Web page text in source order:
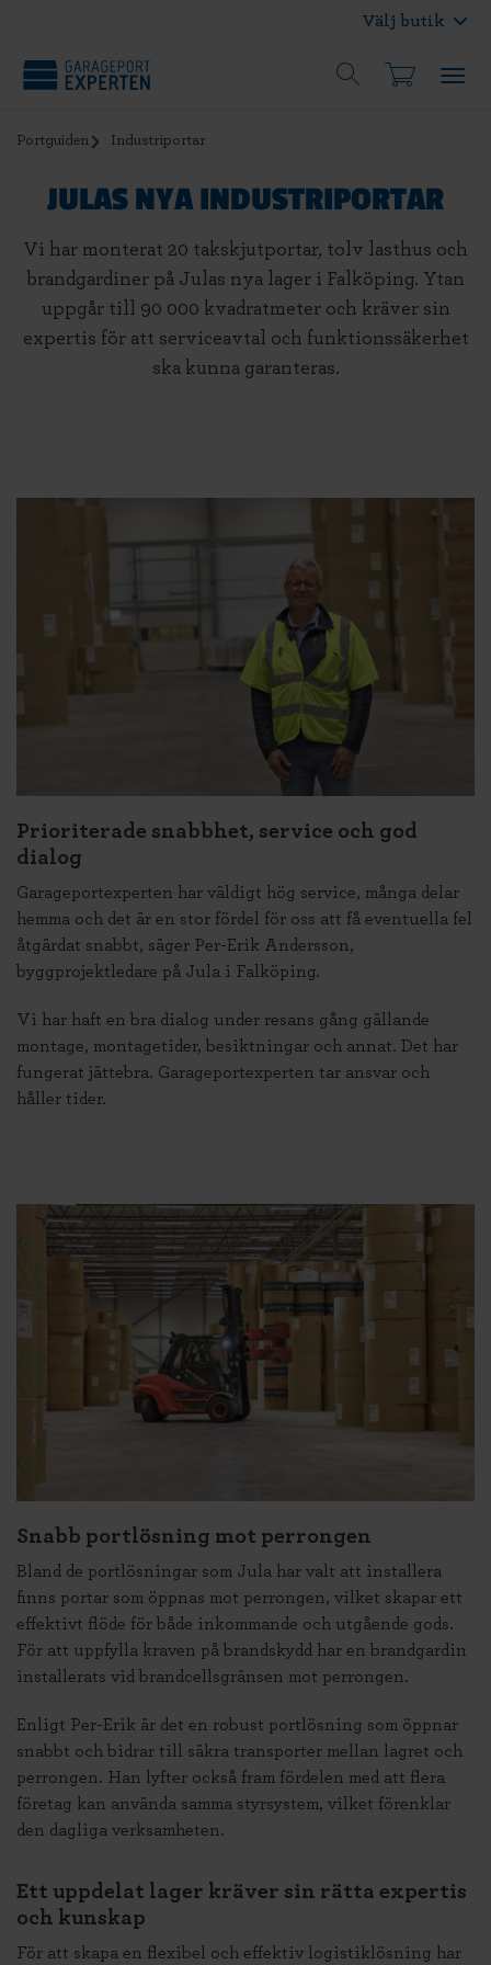
Välj butik
Portguiden Industriportar
JULAS NYA INDUSTRIPORTAR
Vi har monterat 20 takskjutportar, tolv lasthus och
brandgardiner på Julas nya lager i Falköping. Ytan
uppgår till 90 000 kvadratmeter och kräver sin
expertis för att serviceavtal och funktionssäkerhet
ska kunna garanteras.
Prioriterade snabbhet, service och god
dialog
Garageportexperten har väldigt hög service, många delar
hemma och det är en stor fördel för oss att få eventuella fel
åtgärdat snabbt, säger Per-Erik Andersson,
byggprojektledare på Jula i Falköping.
Vi har haft en bra dialog under resans gång gällande
montage, montagetider, besiktningar och annat. Det har
fungerat jättebra. Garageportexperten tar ansvar och
håller tider.
Snabb portlösning mot perrongen
Bland de portlösningar som Jula har valt att installera
finns portar som öppnas mot perrongen, vilket skapar ett
effektivt flöde för både inkommande och utgående gods.
För att uppfylla kraven på brandskydd har en brandgardin
installerats vid brandcellsgränsen mot perrongen.
Enligt Per-Erik är det en robust portlösning som öppnar
snabbt och bidrar till säkra transporter mellan lagret och
perrongen. Han lyfter också fram fördelen med att flera
företag kan använda samma styrsystem, vilket förenklar
den dagliga verksamheten.
Ett uppdelat lager kräver sin rätta expertis
och kunskap
För att skapa en flexibel och effektiv logistiklösning har